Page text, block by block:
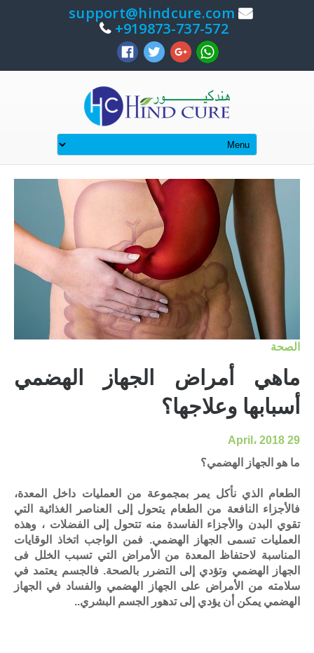
support@hindcure.com
919873-737-572+
الصحة
ماهي أمراض الجهاز الهضمي
أسبابها وعلاجها؟
29 April، 2018
ما هو الجهاز الهضمي؟
الطعام الذي نأكل يمر بمجموعة من العمليات داخل المعدة،
فالأجزاء النافعة من الطعام يتحول إلى العناصر الغذائية التي
تقوي البدن والأجزاء الفاسدة منه تتحول إلى الفضلات ، وهذه
العمليات تسمى الجهاز الهضمي. فمن الواجب اتخاذ الوقايات
المناسبة لاحتفاظ المعدة من الأمراض التي تسبب الخلل فى
الجهاز الهضمي وتؤدي إلى التضرر بالصحة. فالجسم يعتمد في
سلامته من الأمراض على الجهاز الهضمي والفساد في الجهاز
الهضمي يمكن أن يؤدي إلى تدهور الجسم البشري..